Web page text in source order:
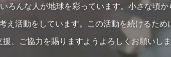
ろんな人が地球を彩っています。小さな頃
え活動をしています。この活動を続けるた
、ご協力を賜りますようよろしくお願いしま